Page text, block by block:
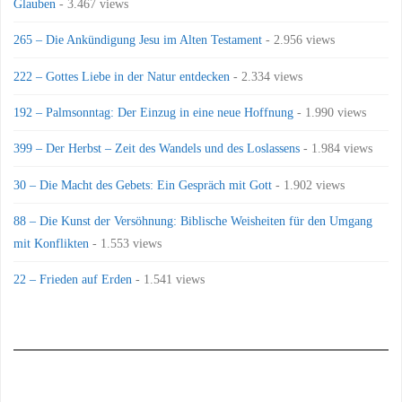
Glauben - 3.467 views
265 – Die Ankündigung Jesu im Alten Testament - 2.956 views
222 – Gottes Liebe in der Natur entdecken - 2.334 views
192 – Palmsonntag: Der Einzug in eine neue Hoffnung - 1.990 views
399 – Der Herbst – Zeit des Wandels und des Loslassens - 1.984 views
30 – Die Macht des Gebets: Ein Gespräch mit Gott - 1.902 views
88 – Die Kunst der Versöhnung: Biblische Weisheiten für den Umgang
mit Konflikten - 1.553 views
22 – Frieden auf Erden - 1.541 views